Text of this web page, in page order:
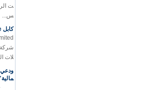
ت
س...
كابل Himake يستحق ثقتكم
شركة
لات